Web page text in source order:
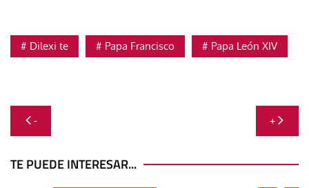
Dilexi te Papa Francisco Papa León XIV
Navegación
de
entradas
- +
TE PUEDE INTERESAR...